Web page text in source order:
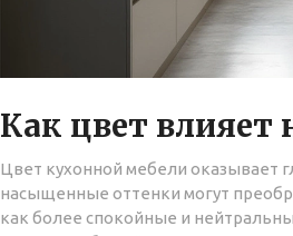
Как цвет влияет
Цвет кухонной мебели оказывает
насыщенные оттенки могут
как более спокойные и